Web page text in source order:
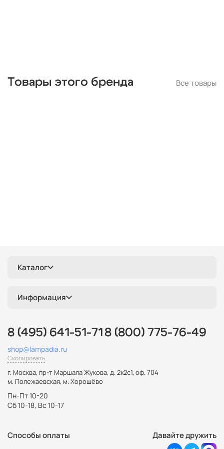
Товары этого бренда Все товары
Каталог
Информация
8 (495) 641-51-71 8 (800) 775-76-49
shop@lampadia.ru
Скопировать
г. Москва, пр-т Маршала Жукова, д. 2к2с1, оф. 704
м. Полежаевская, м. Хорошёво
Пн-Пт 10-20
Сб 10-18, Вс 10-17
Способы оплаты Давайте дружить